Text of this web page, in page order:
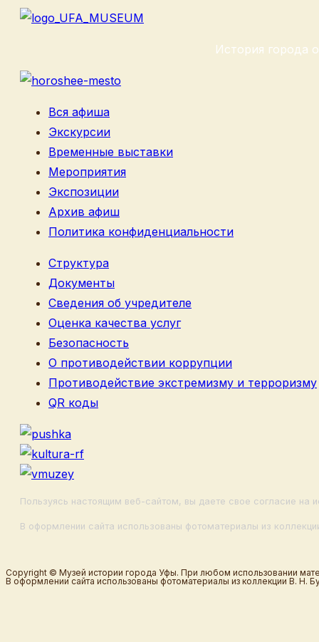
История города
Вся афиша
Экскурсии
Временные выставки
Мероприятия
Экспозиции
Архив афиш
Политика конфиденциальности
Структура
Документы
Сведения об учредителе
Оценка качества услуг
Безопасность
О противодействии коррупции
Противодействие экстремизму и терроризму
QR коды
Пользуясь настоящим веб-сайтом, вы даете свое согласие на
В оформлении сайта использованы фотоматериалы из
Copyright © Музей истории города Уфы. При любом использовании
В оформлении сайта использованы фотоматериалы из коллекции В. Н.